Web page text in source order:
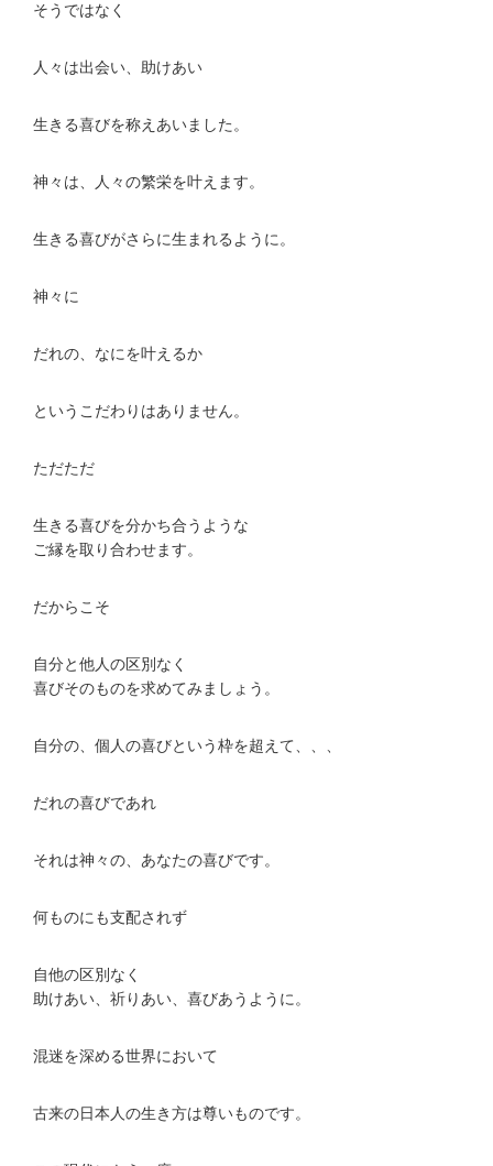
そうではなく
人々は出会い、助けあい
生きる喜びを称えあいました。
神々は、人々の繁栄を叶えます。
生きる喜びがさらに生まれるように。
神々に
だれの、なにを叶えるか
というこだわりはありません。
ただただ
生きる喜びを分かち合うような
ご縁を取り合わせます。
だからこそ
自分と他人の区別なく
喜びそのものを求めてみましょう。
自分の、個人の喜びという枠を超えて、、、
だれの喜びであれ
それは神々の、あなたの喜びです。
何ものにも支配されず
自他の区別なく
助けあい、祈りあい、喜びあうように。
混迷を深める世界において
古来の日本人の生き方は尊いものです。